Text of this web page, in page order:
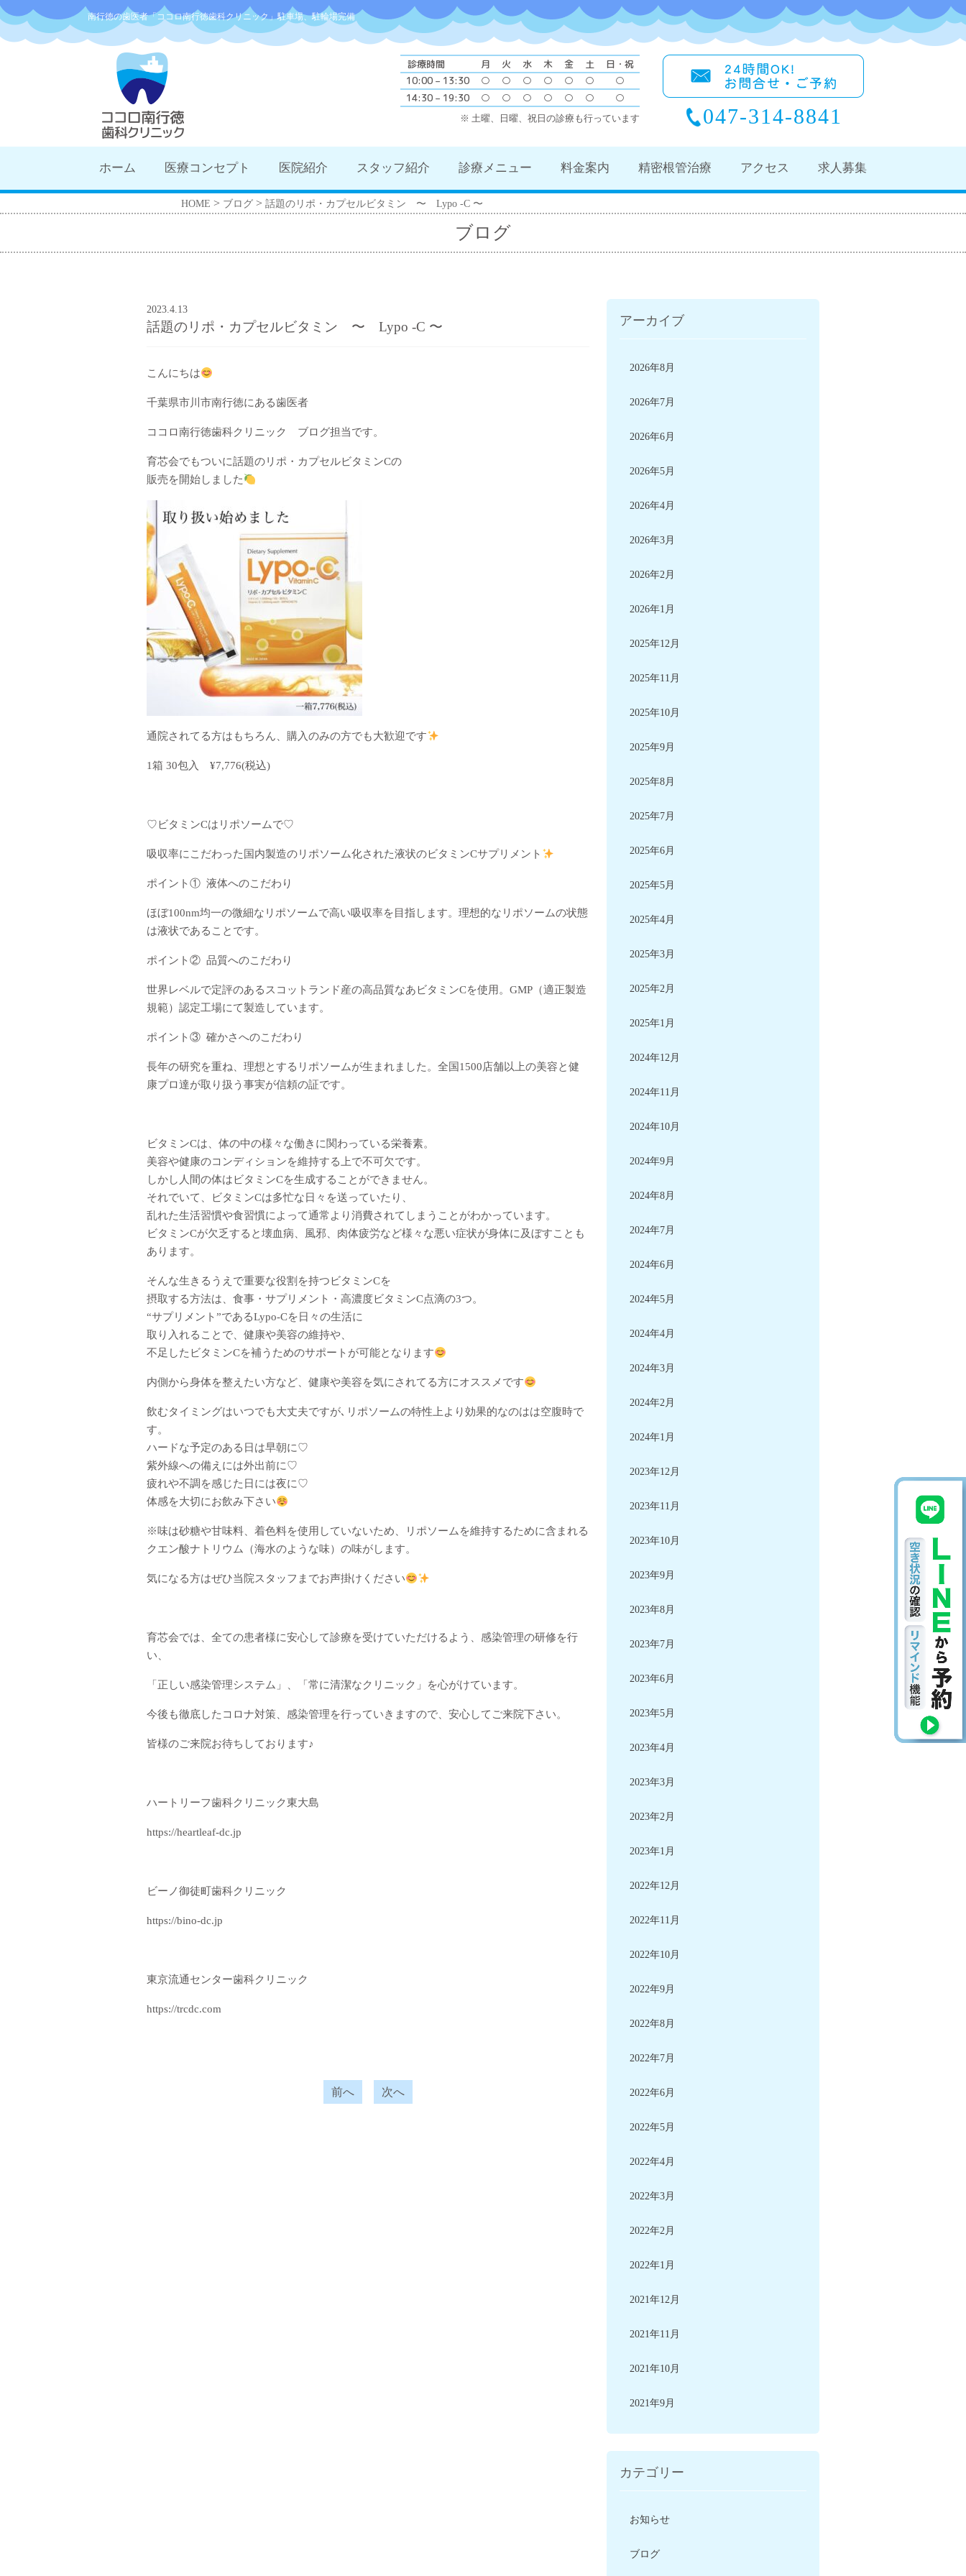
南行徳の歯医者「ココロ南行徳歯科クリニック」駐車場、駐輪場完備
診療時間 月 火 水 木 金 土
日・祝
10:00 – 13:30
○ ○ ○ ○ ○ ○
○
14:30 – 19:30
○ ○ ○ ○ ○ ○ ○
※ 土曜、日曜、祝日の診療も行っています 047-314-8841
ホーム 医療コンセプト 医院紹介 スタッフ紹介 診療メニュー 料金案内 精密根管治療 アクセス 求人募集
HOME > ブログ > 話題のリポ・カプセルビタミン 〜 Lypo -C 〜
ブログ
2023.4.13
話題のリポ・カプセルビタミン 〜 Lypo -C 〜
こんにちは
千葉県市川市南行徳にある歯医者
ココロ南行徳歯科クリニック ブログ担当です。
育芯会でもついに話題のリポ・カプセルビタミンCの
販売を開始しました
通院されてる方はもちろん、購入のみの方でも大歓迎です
1箱 30包入 ¥7,776(税込)
♡ビタミンCはリポソームで♡
吸収率にこだわった国内製造のリポソーム化された液状のビタミンCサプリメント
ポイント① 液体へのこだわり
ほぼ100nm均一の微細なリポソームで高い吸収率を目指します。理想的なリポソームの状態
は液状であることです。
ポイント② 品質へのこだわり
世界レベルで定評のあるスコットランド産の高品質なあビタミンCを使用。GMP（適正製造
規範）認定工場にて製造しています。
ポイント③ 確かさへのこだわり
長年の研究を重ね、理想とするリポソームが生まれました。全国1500店舗以上の美容と健
康プロ達が取り扱う事実が信頼の証です。
ビタミンCは、体の中の様々な働きに関わっている栄養素。
美容や健康のコンディションを維持する上で不可欠です。
しかし人間の体はビタミンCを生成することができません。
それでいて、ビタミンCは多忙な日々を送っていたり、
乱れた生活習慣や食習慣によって通常より消費されてしまうことがわかっています。
ビタミンCが欠乏すると壊血病、風邪、肉体疲労など様々な悪い症状が身体に及ぼすことも
あります。
そんな生きるうえで重要な役割を持つビタミンCを
摂取する方法は、食事・サプリメント・高濃度ビタミンC点滴の3つ。
“サプリメント”であるLypo-Cを日々の生活に
取り入れることで、健康や美容の維持や、
不足したビタミンCを補うためのサポートが可能となります
内側から身体を整えたい方など、健康や美容を気にされてる方にオススメです
飲むタイミングはいつでも大丈夫ですが､リポソームの特性上より効果的なのはは空腹時で
す。
ハードな予定のある日は早朝に♡
紫外線への備えには外出前に♡
疲れや不調を感じた日には夜に♡
体感を大切にお飲み下さい
※味は砂糖や甘味料、着色料を使用していないため、リポソームを維持するために含まれる
クエン酸ナトリウム（海水のような味）の味がします。
気になる方はぜひ当院スタッフまでお声掛けください
育芯会では、全ての患者様に安心して診療を受けていただけるよう、感染管理の研修を行
い、
「正しい感染管理システム」、「常に清潔なクリニック」を心がけています。
今後も徹底したコロナ対策、感染管理を行っていきますので、安心してご来院下さい。
皆様のご来院お待ちしております♪
ハートリーフ歯科クリニック東大島
https://heartleaf-dc.jp
ビーノ御徒町歯科クリニック
https://bino-dc.jp
東京流通センター歯科クリニック
https://trcdc.com
前へ 次へ
アーカイブ
2026年8月
2026年7月
2026年6月
2026年5月
2026年4月
2026年3月
2026年2月
2026年1月
2025年12月
2025年11月
2025年10月
2025年9月
2025年8月
2025年7月
2025年6月
2025年5月
2025年4月
2025年3月
2025年2月
2025年1月
2024年12月
2024年11月
2024年10月
2024年9月
2024年8月
2024年7月
2024年6月
2024年5月
2024年4月
2024年3月
2024年2月
2024年1月
2023年12月
2023年11月
2023年10月
2023年9月
2023年8月
2023年7月
2023年6月
2023年5月
2023年4月
2023年3月
2023年2月
2023年1月
2022年12月
2022年11月
2022年10月
2022年9月
2022年8月
2022年7月
2022年6月
2022年5月
2022年4月
2022年3月
2022年2月
2022年1月
2021年12月
2021年11月
2021年10月
2021年9月
カテゴリー
お知らせ
ブログ